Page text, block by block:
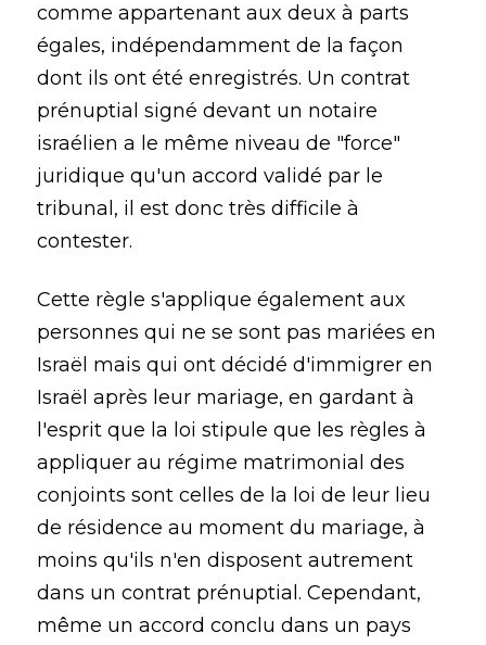
comme appartenant aux deux à parts
égales, indépendamment de la façon
dont ils ont été enregistrés. Un contrat
prénuptial signé devant un notaire
israélien a le même niveau de "force"
juridique qu'un accord validé par le
tribunal, il est donc très difficile à
contester.
Cette règle s'applique également aux
personnes qui ne se sont pas mariées en
Israël mais qui ont décidé d'immigrer en
Israël après leur mariage, en gardant à
l'esprit que la loi stipule que les règles à
appliquer au régime matrimonial des
conjoints sont celles de la loi de leur lieu
de résidence au moment du mariage, à
moins qu'ils n'en disposent autrement
dans un contrat prénuptial. Cependant,
même un accord conclu dans un pays